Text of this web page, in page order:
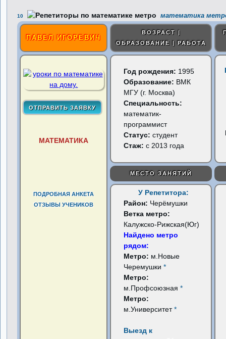
10 математика
ПАВЕЛ ИГОРЕВИЧ
ВОЗРАСТ |
ОБРАЗОВАНИЕ | РАБОТА
МАТЕМАТИКА
ПОДРОБНАЯ АНКЕТА
ОТЗЫВЫ УЧЕНИКОВ
Год рождения: 1995
Образование: ВМК
МГУ (г. Москва)
Специальность:
математик-
программист
Статус:студент
Стаж: с 2013 года
МЕСТО ЗАНЯТИЙ
У Репетитора:
Район: Черёмушки
Ветка метро:
Калужско-Рижская(Юг)
Найдено метро
рядом:
Метро: м.Новые
Черемушки*
Метро:
м.Профсоюзная*
Метро:
м.Университет*
Выезд к